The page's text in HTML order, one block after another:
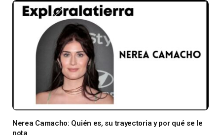
Nerea Camacho: Quién es, su trayectoria y por qué se le
nota